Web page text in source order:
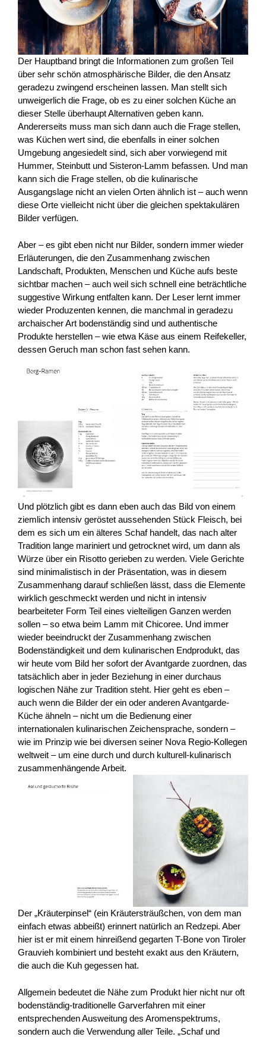
Der Hauptband bringt die Informationen zum großen Teil
über sehr schön atmosphärische Bilder, die den Ansatz
geradezu zwingend erscheinen lassen. Man stellt sich
unweigerlich die Frage, ob es zu einer solchen Küche an
dieser Stelle überhaupt Alternativen geben kann.
Andererseits muss man sich dann auch die Frage stellen,
was Küchen wert sind, die ebenfalls in einer solchen
Umgebung angesiedelt sind, sich aber vorwiegend mit
Hummer, Steinbutt und Sisteron-Lamm befassen. Und man
kann sich die Frage stellen, ob die kulinarische
Ausgangslage nicht an vielen Orten ähnlich ist – auch wenn
diese Orte vielleicht nicht über die gleichen spektakulären
Bilder verfügen.
Aber – es gibt eben nicht nur Bilder, sondern immer wieder
Erläuterungen, die den Zusammenhang zwischen
Landschaft, Produkten, Menschen und Küche aufs beste
sichtbar machen – auch weil sich schnell eine beträchtliche
suggestive Wirkung entfalten kann. Der Leser lernt immer
wieder Produzenten kennen, die manchmal in geradezu
archaischer Art bodenständig sind und authentische
Produkte herstellen – wie etwa Käse aus einem Reifekeller,
dessen Geruch man schon fast sehen kann.
Und plötzlich gibt es dann eben auch das Bild von einem
ziemlich intensiv geröstet aussehenden Stück Fleisch, bei
dem es sich um ein älteres Schaf handelt, das nach alter
Tradition lange mariniert und getrocknet wird, um dann als
Würze über ein Risotto gerieben zu werden. Viele Gerichte
sind minimalistisch in der Präsentation, was in diesem
Zusammenhang darauf schließen lässt, dass die Elemente
wirklich geschmeckt werden und nicht in intensiv
bearbeiteter Form Teil eines vielteiligen Ganzen werden
sollen – so etwa beim Lamm mit Chicoree. Und immer
wieder beeindruckt der Zusammenhang zwischen
Bodenständigkeit und dem kulinarischen Endprodukt, das
wir heute vom Bild her sofort der Avantgarde zuordnen, das
tatsächlich aber in jeder Beziehung in einer durchaus
logischen Nähe zur Tradition steht. Hier geht es eben –
auch wenn die Bilder der ein oder anderen Avantgarde-
Küche ähneln – nicht um die Bedienung einer
internationalen kulinarischen Zeichensprache, sondern –
wie im Prinzip wie bei diversen seiner Nova Regio-Kollegen
weltweit – um eine durch und durch kulturell-kulinarisch
zusammenhängende Arbeit.
Der „Kräuterpinsel“ (ein Kräutersträußchen, von dem man
einfach etwas abbeißt) erinnert natürlich an Redzepi. Aber
hier ist er mit einem hinreißend gegarten T-Bone von Tiroler
Grauvieh kombiniert und besteht exakt aus den Kräutern,
die auch die Kuh gegessen hat.
Allgemein bedeutet die Nähe zum Produkt hier nicht nur oft
bodenständig-traditionelle Garverfahren mit einer
entsprechenden Ausweitung des Aromenspektrums,
sondern auch die Verwendung aller Teile. „Schaf und